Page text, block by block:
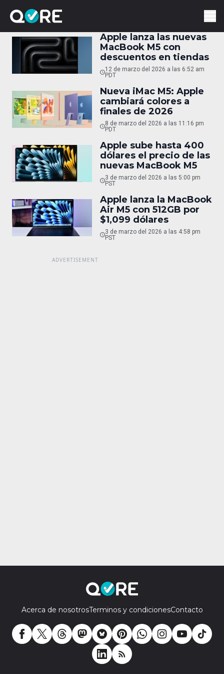
Apple lanza las nuevas
MacBook M5 con
descuentos en tiendas
12 de marzo del 2026 a las 6:52 am
PDT
Nueva iMac M5: Apple
cambiará colores a
finales de 2026
8 de marzo del 2026 a las 11:16 pm
PDT
Apple sube hasta 400
dólares el precio de las
nuevas MacBook M5
3 de marzo del 2026 a las 5:00 pm
PST
Apple lanza la MacBook
Air M5 con 512GB por
$1,099 dólares
3 de marzo del 2026 a las 4:58 pm
PST
Acerca de nosotrosTerminos y condicionesContacto